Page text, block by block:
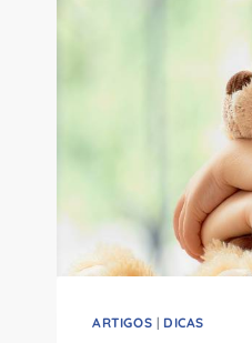
ARTIGOS | DICAS